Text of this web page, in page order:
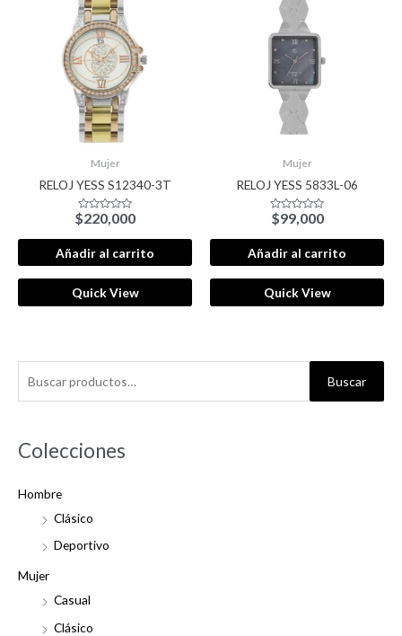
c
r
Buscar
Colecciones
Hombre
Clásico
Deportivo
Mujer
Casual
Clásico
Mujer
RELOJ YESS S12340-3T
Valorado
con
0
de
5
$220,000
Añadir al carrito
Quick View
Mujer
RELOJ YESS 5833L-06
Valorado
con
0
de
5
$99,000
Añadir al carrito
Quick View